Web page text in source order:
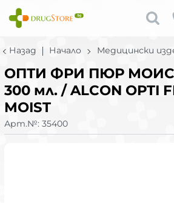
Назад Начало Медицински
ОПТИ ФРИ ПЮР
300 мл. / ALCON OPTI
MOIST
Арт.№: 35400